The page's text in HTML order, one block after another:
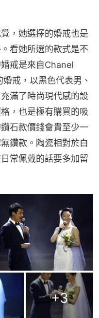
，她選擇的婚戒也是
看她所選的款式是不
戒是來自Chanel
戒，以黑色代表男、
滿了時尚現代感的設
，也是極有購買的吸
石款價錢會貴至少一
鑽款。陶瓷相對於白
常佩戴的話要多加留
+3